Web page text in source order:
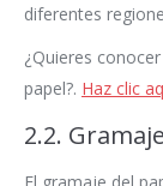
diferentes
¿Quieres
papel?. Haz clic
2.2.